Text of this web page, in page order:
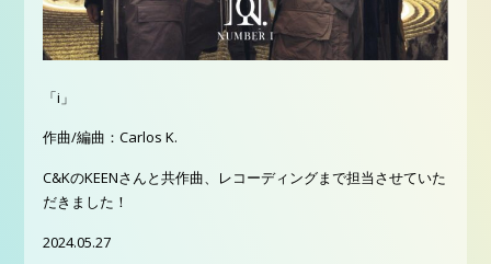
「i」
作曲/編曲：Carlos K.
C&KのKEENさんと共作曲、レコーディングまで担当させていた
だきました！
2024.05.27